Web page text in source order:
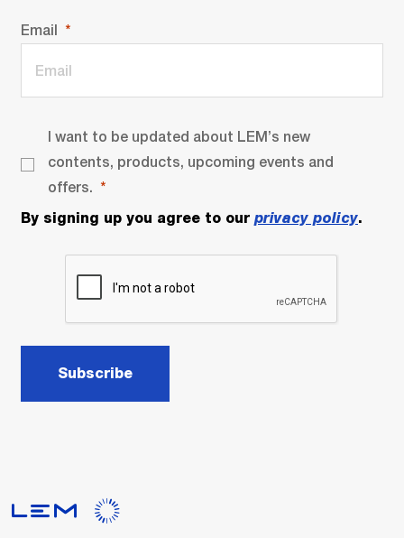
Email
I want to be updated about LEM’s new
contents, products, upcoming events and
offers.
By signing up you agree to our privacy policy.
Subscribe